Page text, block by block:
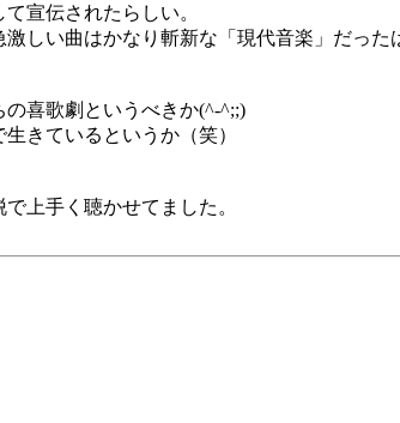
宣伝されたらしい。
しい曲はかなり斬新な「現代音楽」だった
喜歌劇というべきか(^-^;;)
きているというか（笑）
上手く聴かせてました。